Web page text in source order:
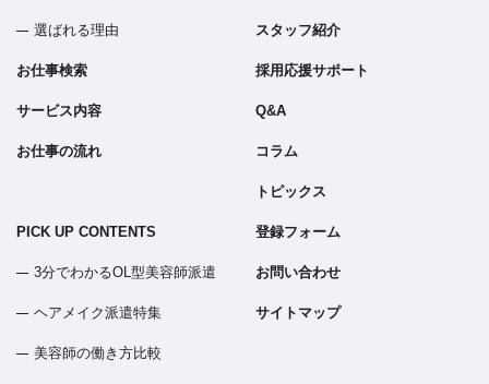
選ばれる理由
お仕事検索
サービス内容
お仕事の流れ
スタッフ紹介
採用応援サポート
Q&A
コラム
トピックス
PICK UP CONTENTS
3分でわかるOL型美容師派遣
ヘアメイク派遣特集
美容師の働き方比較
登録フォーム
お問い合わせ
サイトマップ